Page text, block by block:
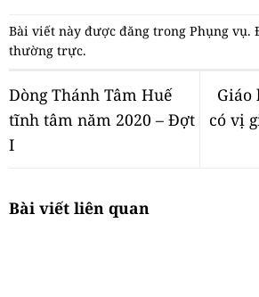
Bài viết này được đăng trong Phụng vụ.
thường trực.
Dòng Thánh Tâm Huế
tĩnh tâm năm 2020 – Đợt
I
Giáo
có vị
Bài viết liên quan